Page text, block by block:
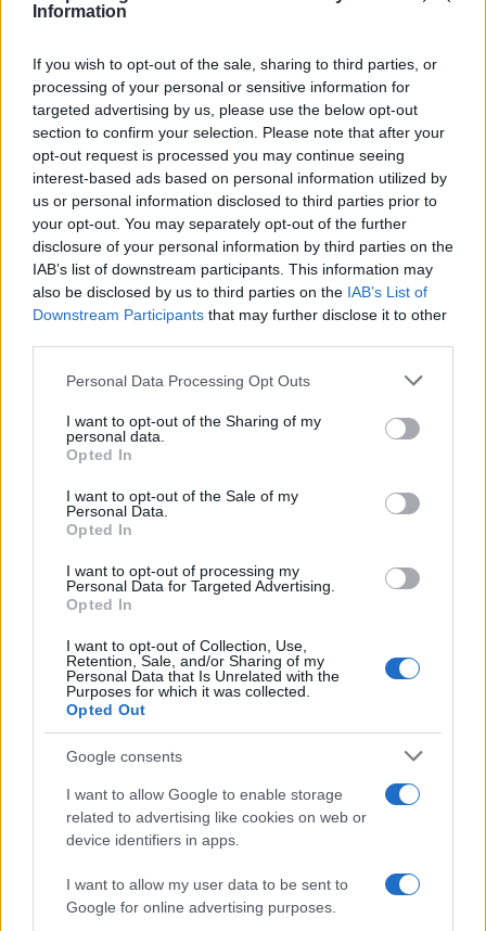
Information
If you wish to opt-out of the sale, sharing to third parties, or
processing of your personal or sensitive information for
targeted advertising by us, please use the below opt-out
section to confirm your selection. Please note that after your
opt-out request is processed you may continue seeing
interest-based ads based on personal information utilized by
us or personal information disclosed to third parties prior to
your opt-out. You may separately opt-out of the further
disclosure of your personal information by third parties on the
IAB’s list of downstream participants. This information may
also be disclosed by us to third parties on the IAB’s List of
Downstream Participants that may further disclose it to other
Please note that this website/app uses one or more Google
not limited to your visit or usage behaviour. You may click to
grant or deny consent to Google and its third-party tags to
use your data for below specified purposes in below Google
consent section.
Personal Data Processing Opt Outs
I want to opt-out of the Sharing of my
personal data.
Opted In
I want to opt-out of the Sale of my
Personal Data.
Opted In
I want to opt-out of processing my
Personal Data for Targeted Advertising.
Opted In
I want to opt-out of Collection, Use,
Retention, Sale, and/or Sharing of my
Personal Data that Is Unrelated with the
Purposes for which it was collected.
Opted Out
Google consents
I want to allow Google to enable storage
related to advertising like cookies on web or
device identifiers in apps.
I want to allow my user data to be sent to
Google for online advertising purposes.
evolversi, mantenendo viva la curiosità e
l’interesse degli spettatori. E tu, quanto sei curioso
di scoprire cosa ci riserverà il prossimo episodio?
AUTORE
AiAdhubMedia
Continua a leggere
PEOPLE NEWS